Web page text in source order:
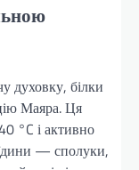
духовку, білки
Маяра. Ця
°C і активно
— сполуки,